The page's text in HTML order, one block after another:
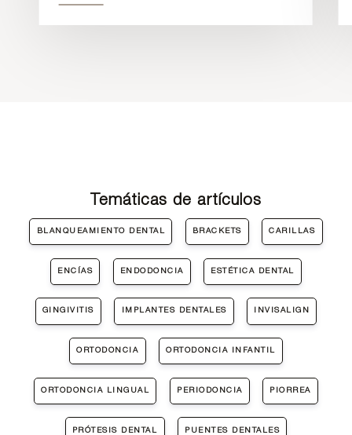
Temáticas de artículos
BLANQUEAMIENTO DENTAL BRACKETS CARILLAS
ENCÍAS ENDODONCIA ESTÉTICA DENTAL
GINGIVITIS IMPLANTES DENTALES INVISALIGN
ORTODONCIA ORTODONCIA INFANTIL
ORTODONCIA LINGUAL PERIODONCIA PIORREA
PRÓTESIS DENTAL PUENTES DENTALES